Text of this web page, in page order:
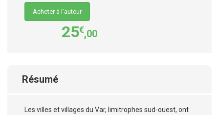
Acheter à l’auteur
25€,00
Résumé
Les villes et villages du Var, limitrophes sud-ouest, ont